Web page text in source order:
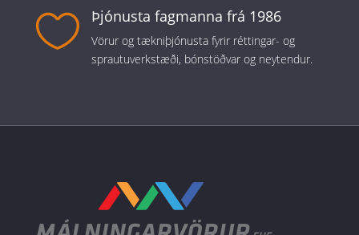
 Þjónusta fagmanna frá 1986
Vörur og tækniþjónusta fyrir réttingar- og
sprautuverkstæði, bónstöðvar og neytendur.